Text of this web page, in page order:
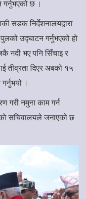
छ ।
सडक निर्देशनालयद्वारा
उद्घाटन गर्नुभएको हो
नदी भए पनि सिँचाइ र
तीव्रता दिएर अबको १५
।
गरी नमुना काम गर्न
सचिवालयले जनाएको छ